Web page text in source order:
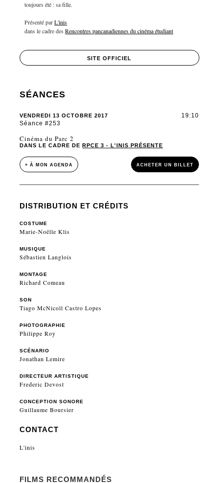
toujours été : sa fille.
Présenté parL'inis
dans le cadre desRencontres pancanadiennes du cinéma étudiant
SITE OFFICIEL
SÉANCES
VENDREDI 13 OCTOBRE 2017
Séance #253
19:10
Cinéma du Parc 2
DANS LE CADRE DERPCE 3 - L'INIS PRÉSENTE
+ À MON AGENDA ACHETER UN BILLET
DISTRIBUTION ET CRÉDITS
COSTUME
Marie-Noëlle Klis
MUSIQUE
Sébastien Langlois
MONTAGE
Richard Comeau
SON
Tiago McNicoll Castro Lopes
PHOTOGRAPHIE
Philippe Roy
SCÉNARIO
Jonathan Lemire
DIRECTEUR ARTISTIQUE
Frederic Devost
CONCEPTION SONORE
Guillaume Boursier
CONTACT
L'inis
FILMS RECOMMANDÉS